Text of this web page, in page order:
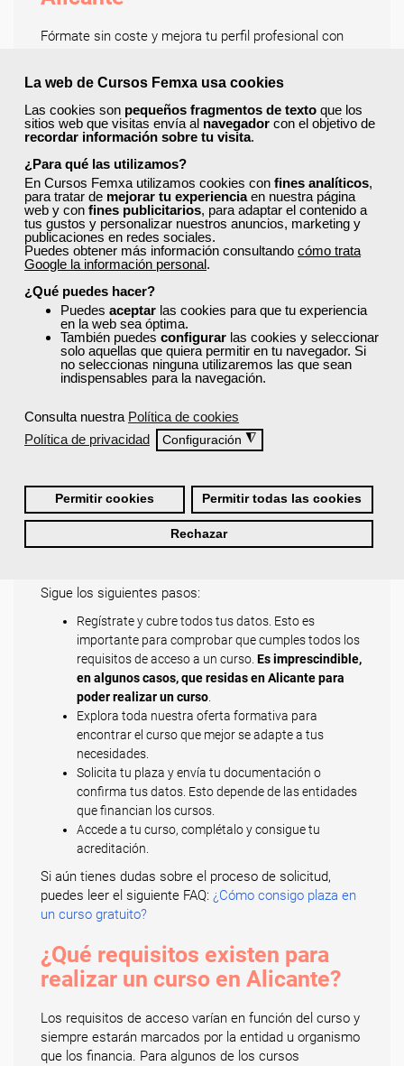
La web de Cursos Femxa usa cookies
Las cookies son pequeños fragmentos de texto que los
sitios web que visitas envía al navegador con el objetivo de
recordar información sobre tu visita.
¿Para qué las utilizamos?
En Cursos Femxa utilizamos cookies con fines analíticos,
para tratar de mejorar tu experienciaen nuestra página
web y con fines publicitarios, para adaptar el contenido a
tus gustos y personalizar nuestros anuncios, marketing y
publicaciones en redes sociales.
Puedes obtener más información consultando cómo trata
Google la información personal.
¿Qué puedes hacer?
Puedes aceptar las cookies para que tu experiencia
en la web sea óptima.
También puedes configurar las cookies y seleccionar
solo aquellas que quiera permitir en tu navegador. Si
no seleccionas ninguna utilizaremos las que sean
indispensables para la navegación.
Consulta nuestra Política de cookies
Política de privacidad
Configuración ◮
Permitir cookies Permitir todas las cookies
Rechazar
Fórmate sin coste y mejora tu perfil profesional con
trabajadores, autónomos y personas desempleadas.
Accede a una amplia oferta formativa en sectores
clave y elige la modalidad que mejor se adapte a ti:
online, presencial o mixta.
Los cursos abarcan múltiples áreas profesionales:
ofimática, marketing digital, idiomas, recursos
humanos, atención al cliente, logística, sanidad,
comercio, informática, diseño gráfico y web, y gestión
empresarial, entre muchas otras. Todos los
programas están actualizados con contenidos
prácticos y enfocados en las necesidades reales del
mercado laboral.
Descubre cursos tan útiles como:
Gestión e incorporación a la empresa agraria
Dirección comercial y marketing. Selección y
formación de equipos
Planificación de proyectos
Posicionamiento en buscadores
Todos ellos cuentan con acreditación oficial.
¿Cómo solicitar plaza en un
curso de Femxa en Alicante?
Sigue los siguientes pasos:
Regístrate y cubre todos tus datos. Esto es
importante para comprobar que cumples todos los
requisitos de acceso a un curso. Es imprescindible,
en algunos casos, que residas en Alicante para
poder realizar un curso
Explora toda nuestra oferta formativa para
encontrar el curso que mejor se adapte a tus
necesidades.
Solicita tu plaza y envía tu documentación o
confirma tus datos. Esto depende de las entidades
que financian los cursos.
Accede a tu curso, complétalo y consigue tu
acreditación.
Si aún tienes dudas sobre el proceso de solicitud,
puedes leer el siguiente FAQ: ¿Cómo consigo plaza en
un curso gratuito?
¿Qué requisitos existen para
realizar un curso en Alicante?
Los requisitos de acceso varían en función del curso y
siempre estarán marcados por la entidad u organismo
que los financia. Para algunos de los cursos